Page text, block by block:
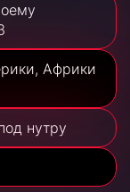
Африки
нутру